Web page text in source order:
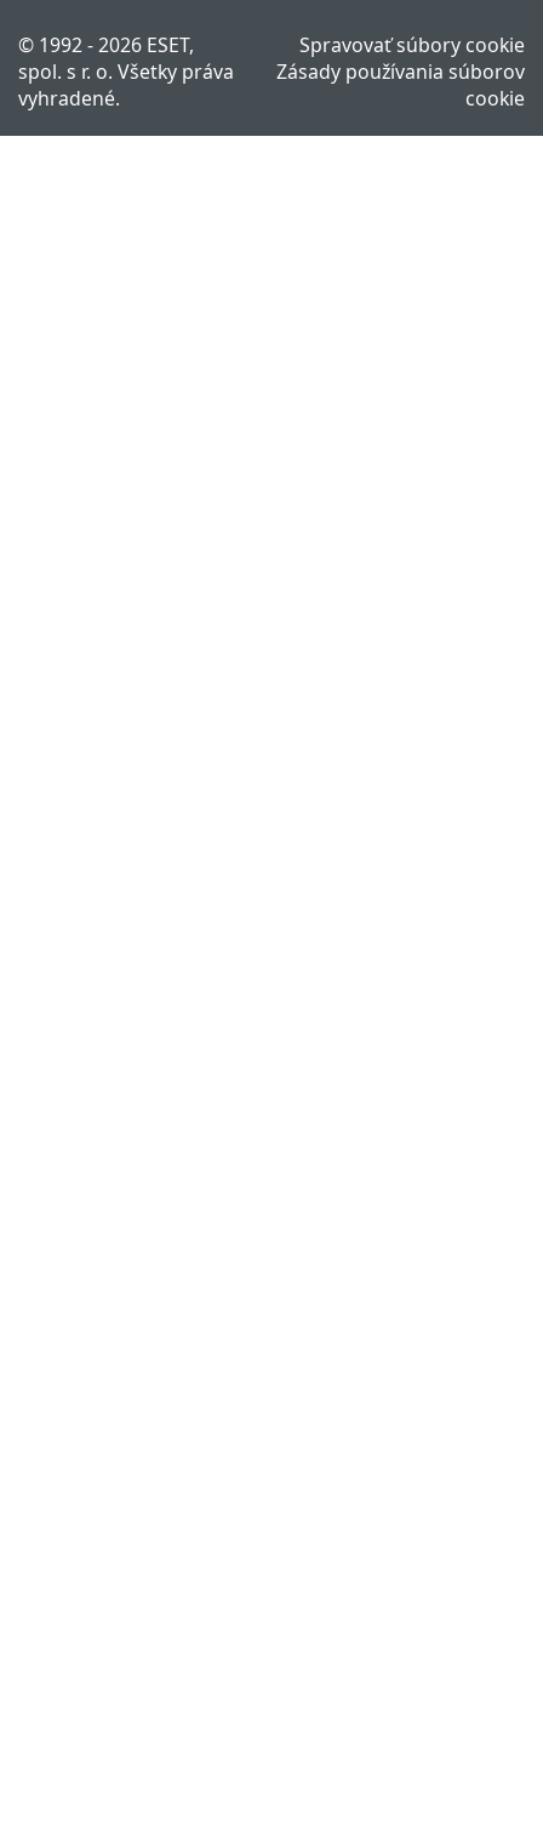
© 1992 - 2026 ESET,
spol. s r. o. Všetky práva
vyhradené.
Spravovať súbory cookie
Zásady používania súborov
cookie